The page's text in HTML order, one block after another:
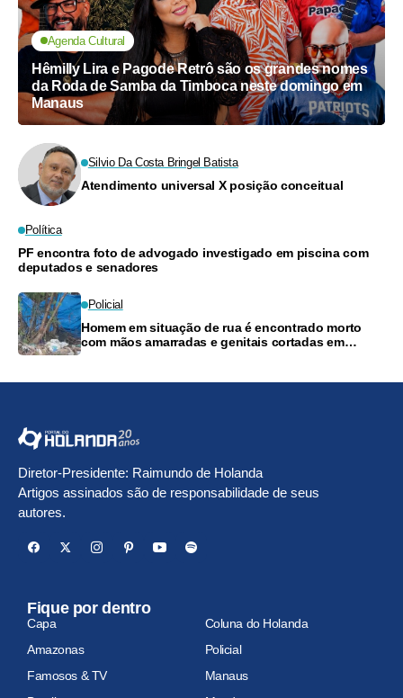
Agenda Cultural
Hêmilly Lira e Pagode Retrô são os grandes nomes
da Roda de Samba da Timboca neste domingo em
Manaus
Silvio Da Costa Bringel Batista
Atendimento universal X posição conceitual
Política
PF encontra foto de advogado investigado em piscina com
deputados e senadores
Policial
Homem em situação de rua é encontrado morto
com mãos amarradas e genitais cortadas em
Diretor-Presidente: Raimundo de Holanda
Artigos assinados são de responsabilidade de seus
autores.
Fique por dentro
Capa
Coluna do Holanda
Amazonas
Policial
Famosos & TV
Manaus